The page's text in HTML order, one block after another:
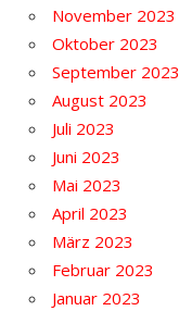
November 2023
Oktober 2023
September 2023
August 2023
Juli 2023
Juni 2023
Mai 2023
April 2023
März 2023
Februar 2023
Januar 2023